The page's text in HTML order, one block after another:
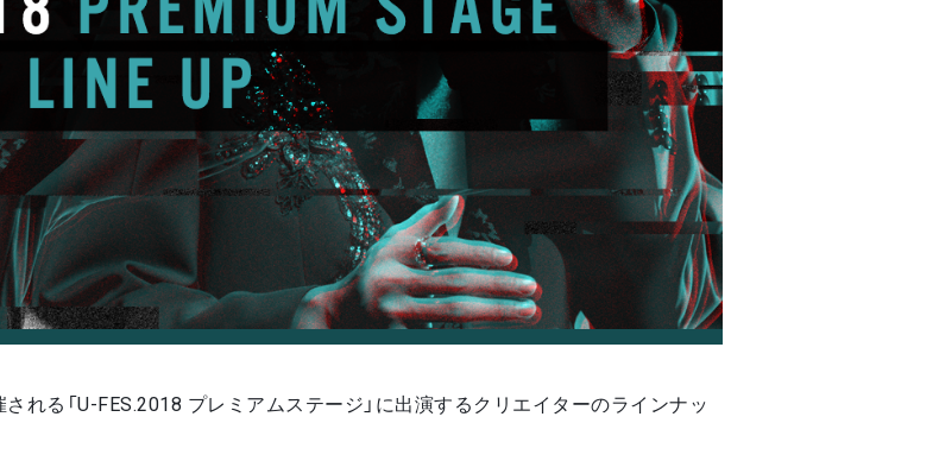
れる「U-FES.2018 プレミアムステージ」に出演するクリエイターのラインナッ